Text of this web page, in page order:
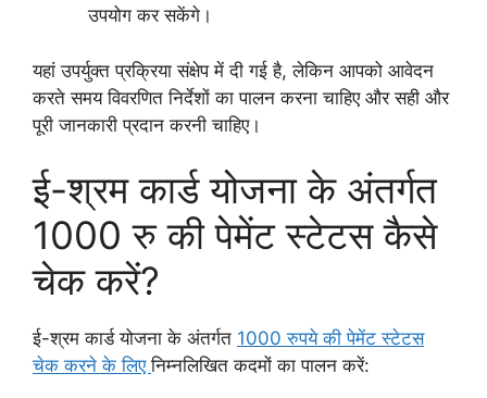
उपयोग कर सकेंगे।
यहां उपर्युक्त प्रक्रिया संक्षेप में दी गई है, लेकिन आपको आवेदन
करते समय विवरणित निर्देशों का पालन करना चाहिए और सही और
पूरी जानकारी प्रदान करनी चाहिए।
ई-श्रम कार्ड योजना के अंतर्गत
1000 रु की पेमेंट स्टेटस कैसे
चेक करें?
ई-श्रम कार्ड योजना के अंतर्गत 1000 रुपये की पेमेंट स्टेटस
चेक करने के लिएनिम्नलिखित कदमों का पालन करें: